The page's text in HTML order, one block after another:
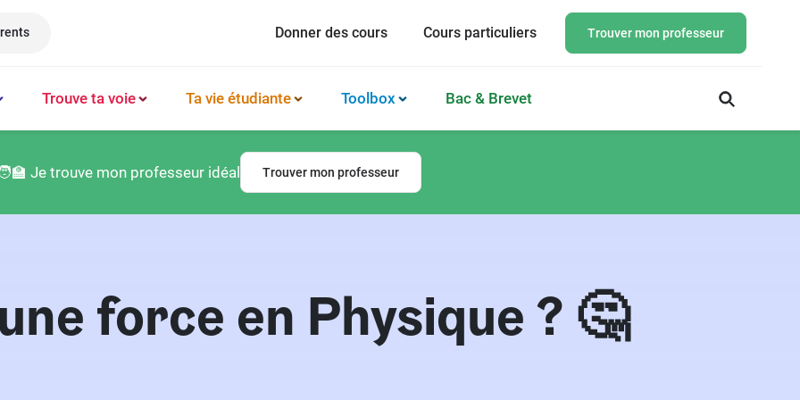
Donner des cours Cours particuliers Trouver mon professeur
Trouve ta voie Ta vie étudiante Toolbox Bac & Brevet
Je trouve mon professeur idéal Trouver mon professeur
force en Physique ? 🤔